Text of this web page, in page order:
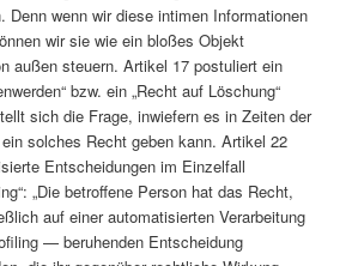
Denn wenn wir diese intimen Informationen
wir sie wie ein bloßes Objekt
außen steuern. Artikel 17 postuliert ein
bzw. ein „Recht auf Löschung“
sich die Frage, inwiefern es in Zeiten der
solches Recht geben kann. Artikel 22
Entscheidungen im Einzelfall
„Die betroffene Person hat das Recht,
auf einer automatisierten Verarbeitung
— beruhenden Entscheidung